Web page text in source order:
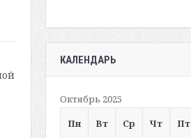
КАЛЕНДАРЬ
Октябрь 2025
Пн
Вт Ср Чт Пт